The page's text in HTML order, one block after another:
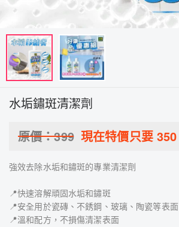
水垢鏽斑清潔劑
原價：399 現在特價只要 350
強效去除水垢和鏽斑的專業清潔劑
📍快速溶解頑固水垢和鏽斑
📍安全用於瓷磚、不銹鋼、玻璃、陶瓷等表面
📍溫和配方，不損傷清潔表面